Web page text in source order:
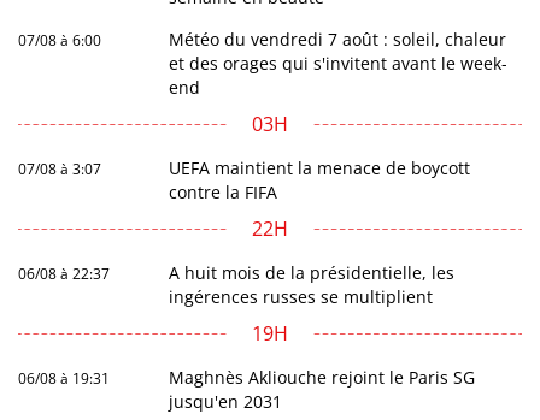
07/08 à 6:00
Météo du vendredi 7 août : soleil, chaleur
et des orages qui s'invitent avant le week-
end
03H
07/08 à 3:07
UEFA maintient la menace de boycott
contre la FIFA
22H
06/08 à 22:37
A huit mois de la présidentielle, les
ingérences russes se multiplient
19H
06/08 à 19:31
Maghnès Akliouche rejoint le Paris SG
jusqu'en 2031